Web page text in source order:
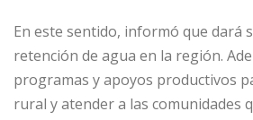
En este sentido, informó que dará
retención de agua en la región.
programas y apoyos productivos
rural y atender a las comunidades